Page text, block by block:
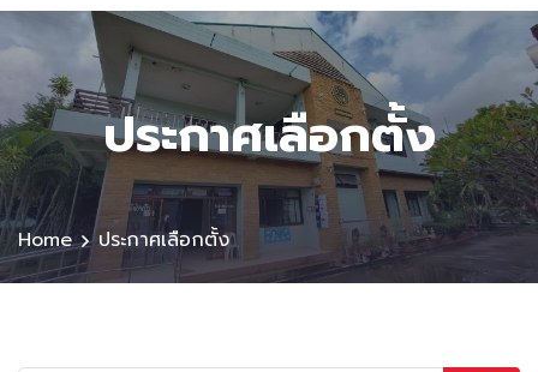
ประกาศเลือกตั้ง
Home ประกาศเลือกตั้ง